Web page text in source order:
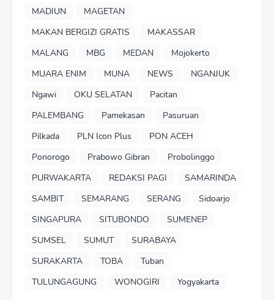
MADIUN
MAGETAN
MAKAN BERGIZI GRATIS
MAKASSAR
MALANG
MBG MEDAN
Mojokerto
MUARA ENIM
MUNA NEWS
NGANJUK
Ngawi
OKU SELATAN
Pacitan
PALEMBANG
Pamekasan
Pasuruan
Pilkada
PLN Icon Plus
PON ACEH
Ponorogo
Prabowo Gibran
Probolinggo
PURWAKARTA
REDAKSI PAGI
SAMARINDA
SAMBIT
SEMARANG SERANG
Sidoarjo
SINGAPURA
SITUBONDO
SUMENEP
SUMSEL
SUMUT
SURABAYA
SURAKARTA
TOBA
Tuban
TULUNGAGUNG
WONOGIRI Yogyakarta